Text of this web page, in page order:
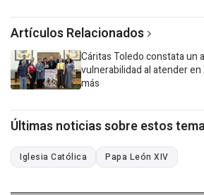
Artículos Relacionados
Cáritas Toledo constata un
vulnerabilidad al atender
más
Últimas noticias sobre estos
Iglesia Católica Papa León XIV